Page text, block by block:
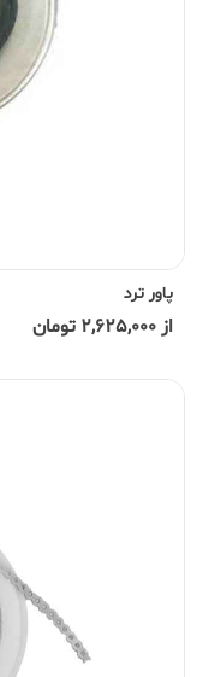
پاور ترد
از 2,625,000 تومان